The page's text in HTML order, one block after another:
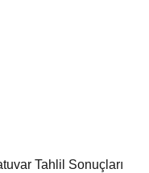
Tahlil Sonuçları